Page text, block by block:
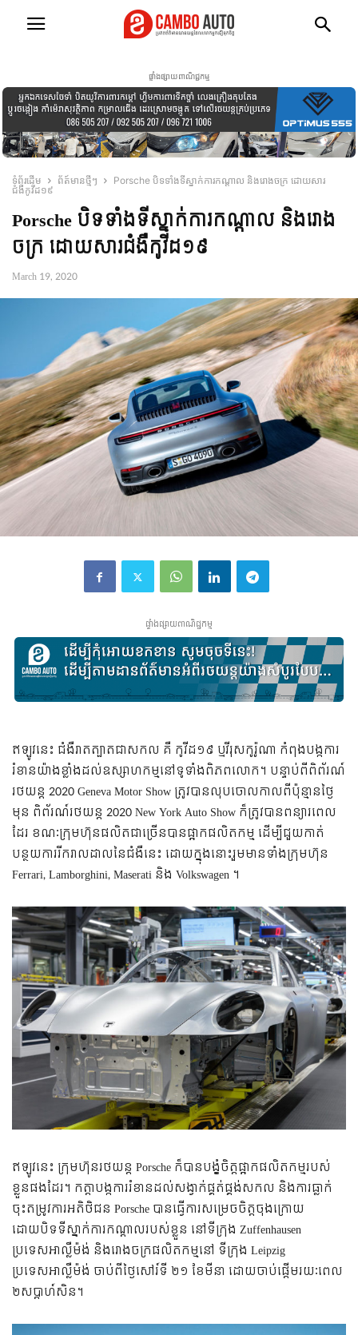
ផ្ទាំងផ្សាយពាណិជ្ជកម្ម
ទំព័រដើម ព័ត៍មានថ្មីៗ
Porsche បិទទាំងទីស្នាក់ការកណ្តាល និងរោងចក្រ ដោយសារ
ជំងឺកូវីដ១៩
Porsche បិទទាំងទីស្នាក់ការកណ្តាល និងរោង
ចក្រ ដោយសារជំងឺកូវីដ១៩
March 19, 2020
ផ្ទាំងផ្សាយពាណិជ្ជកម្ម
ឥឡូវនេះ ជំងឺរាតត្បាតជាសកល គឺ កូវីដ១៩ ឬវីរុសកូរ៉ូណា កំពុងបង្កការ
រំខានយ៉ាងខ្លាំងដល់ឧស្សាហកម្មនៅទូទាំងពិភពលោក។ បន្ទាប់ពីពិព័រណ៍
រថយន្ត 2020 Geneva Motor Show ត្រូវបានលុបចោលកាលពីប៉ុន្មានថ្ងៃ
មុន ពិព័រណ៍រថយន្ត 2020 New York Auto Show ក៏ត្រូវបានពន្យារពេល
ដែរ ខណៈក្រុមហ៊ុនផលិតជាច្រើនបានផ្អាកផលិតកម្ម ដើម្បីជួយកាត់
បន្ថយការរីករាលដាលនៃជំងឺនេះ ដោយក្នុងនោះរួមមានទាំងក្រុមហ៊ុន
Ferrari, Lamborghini, Maserati និង Volkswagen ។
ឥឡូវនេះ ក្រុមហ៊ុនរថយន្ត Porsche ក៏បានបង្ខំចិត្តផ្អាកផលិតកម្មរបស់
ខ្លួនផងដែរ។ កត្តាបង្កការរំខានដល់សង្វាក់ផ្គត់ផ្គង់សកល និងការធ្លាក់
ចុះតម្រូវការអតិថិជន Porsche បានធ្វើការសម្រេចចិត្តចុងក្រោយ
ដោយបិទទីស្នាក់ការកណ្តាលរបស់ខ្លួន នៅទីក្រុង Zuffenhausen
ប្រទេសអាល្លឺម៉ង់ និងរោងចក្រផលិតកម្មនៅ ទីក្រុង Leipzig
ប្រទេសអាល្លឺម៉ង់ ចាប់ពីថ្ងៃសៅរ៍ទី ២១ ខែមីនា ដោយចាប់ផ្តើមរយៈពេល
២សប្តាហ៍សិន។